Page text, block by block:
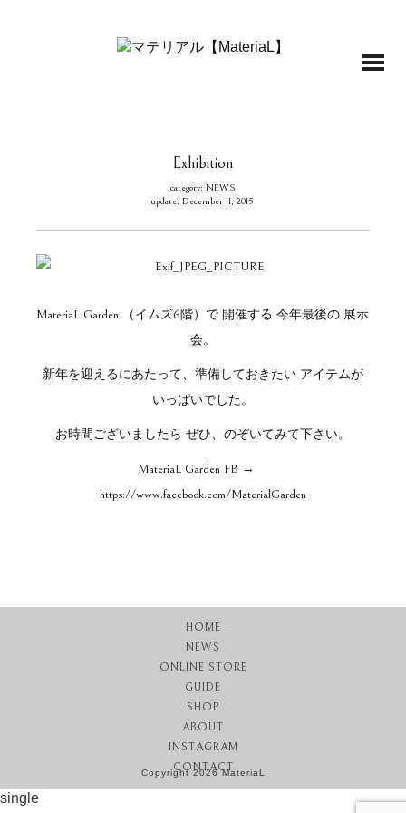
Exhibition
category: NEWS
update: December 11, 2015
MateriaL Garden （イムズ6階）で 開催する 今年最後の 展示
会。
新年を迎えるにあたって、準備しておきたい アイテムが
いっぱいでした。
お時間ございましたら ぜひ、のぞいてみて下さい。
MateriaL Garden FB →
https://www.facebook.com/MaterialGarden
HOME
NEWS
ONLINE STORE
GUIDE
SHOP
ABOUT
INSTAGRAM
CONTACT
Copyright 2026 MateriaL
single